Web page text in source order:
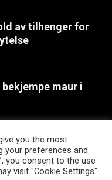
av tilhenger for
maur i
med
you the most
your preferences and
you consent to the use
visit "Cookie Settings"